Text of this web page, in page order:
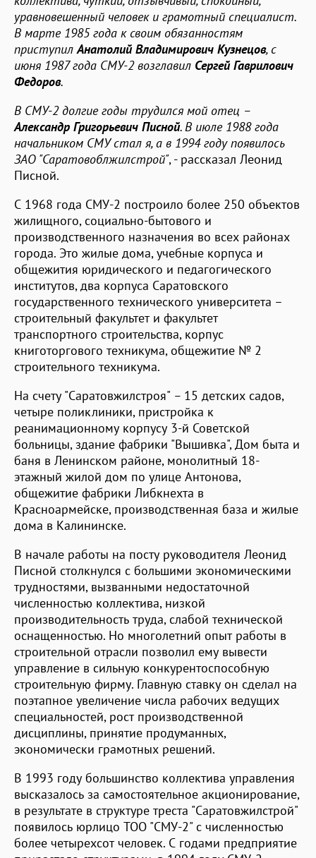
уравновешенный человек и грамотный специалист.
В марте 1985 года к своим обязанностям
приступил Анатолий Владимирович Кузнецов, с
июня 1987 года СМУ-2 возглавил Сергей Гаврилович
Федоров.
В СМУ-2 долгие годы трудился мой отец –
Александр Григорьевич Писной. В июле 1988 года
начальником СМУ стал я, а в 1994 году появилось
ЗАО "Саратовоблжилстрой", - рассказал Леонид
Писной.
С 1968 года СМУ-2 построило более 250 объектов
жилищного, социально-бытового и
производственного назначения во всех районах
города. Это жилые дома, учебные корпуса и
общежития юридического и педагогического
институтов, два корпуса Саратовского
государственного технического университета –
строительный факультет и факультет
транспортного строительства, корпус
книготоргового техникума, общежитие № 2
строительного техникума.
На счету "Саратовжилстроя" – 15 детских садов,
четыре поликлиники, пристройка к
реанимационному корпусу 3-й Советской
больницы, здание фабрики "Вышивка", Дом быта и
баня в Ленинском районе, монолитный 18-
этажный жилой дом по улице Антонова,
общежитие фабрики Либкнехта в
Красноармейске, производственная база и жилые
дома в Калининске.
В начале работы на посту руководителя Леонид
Писной столкнулся с большими экономическими
трудностями, вызванными недостаточной
численностью коллектива, низкой
производительность труда, слабой технической
оснащенностью. Но многолетний опыт работы в
строительной отрасли позволил ему вывести
управление в сильную конкурентоспособную
строительную фирму. Главную ставку он сделал на
поэтапное увеличение числа рабочих ведущих
специальностей, рост производственной
дисциплины, принятие продуманных,
экономически грамотных решений.
В 1993 году большинство коллектива управления
высказалось за самостоятельное акционирование,
в результате в структуре треста "Саратовжилстрой"
появилось юрлицо ТОО "СМУ-2" с численностью
более четырехсот человек. С годами предприятие